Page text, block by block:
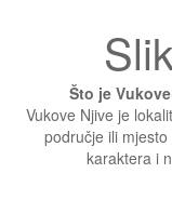
Što je
Vukove Njive je
područje ili
karaktera i